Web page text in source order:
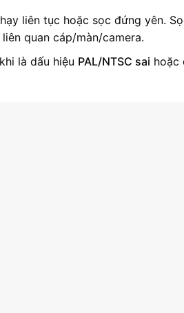
liên tục hoặc sọc đứng yên.
quan cáp/màn/camera.
là dấu hiệu PAL/NTSC sai hoặc